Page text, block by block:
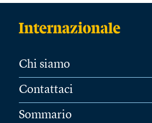
Chi siamo
Contattaci
Sommario